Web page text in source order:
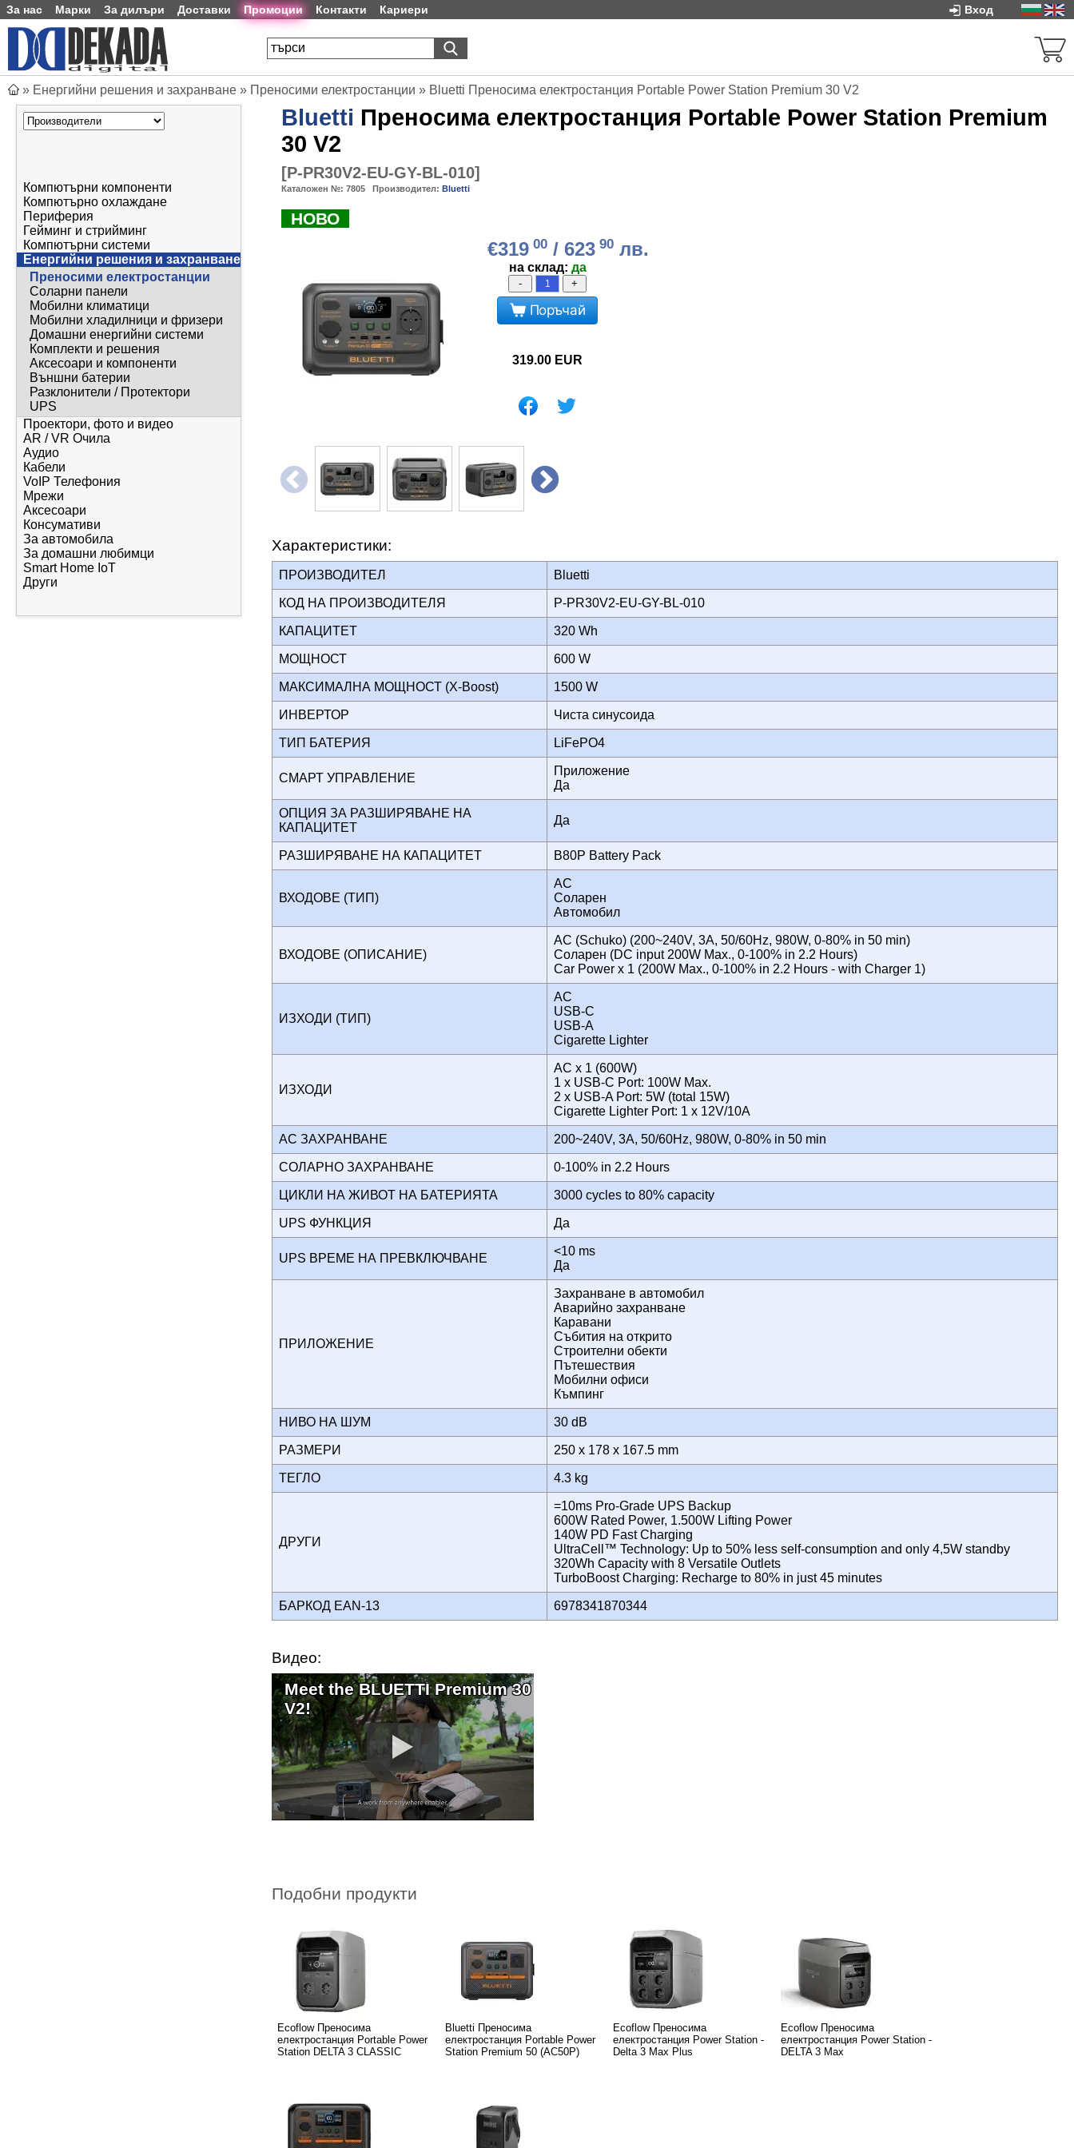
За нас Марки За дилъри Доставки Промоции Контакти Кариери Вход
» Енергийни решения и захранване » Преносими електростанции » Bluetti Преносима електростанция Portable Power Station Premium 30 V2
Компютърни компоненти
Компютърно охлаждане
Периферия
Гейминг и стрийминг
Компютърни системи
Енергийни решения и захранване
Преносими електростанции
Соларни панели
Мобилни климатици
Мобилни хладилници и фризери
Домашни енергийни системи
Комплекти и решения
Аксесоари и компоненти
Външни батерии
Разклонители / Протектори
UPS
Проектори, фото и видео
AR / VR Очила
Аудио
Кабели
VoIP Телефония
Мрежи
Аксесоари
Консумативи
За автомобила
За домашни любимци
Smart Home IoT
Други
Bluetti Преносима електростанция Portable Power Station Premium
30 V2
[P-PR30V2-EU-GY-BL-010]
Каталожен №: 7805 Производител: Bluetti
НОВО
€319 00 / 623 90 лв.
на склад: да
- +
Поръчай
319.00 EUR
Характеристики:
ПРОИЗВОДИТЕЛ Bluetti
КОД НА ПРОИЗВОДИТЕЛЯ P-PR30V2-EU-GY-BL-010
КАПАЦИТЕТ 320 Wh
МОЩНОСТ 600 W
МАКСИМАЛНА МОЩНОСТ (X-Boost) 1500 W
ИНВЕРТОР Чиста синусоида
ТИП БАТЕРИЯ LiFePO4
СМАРТ УПРАВЛЕНИЕ
Приложение
Да
ОПЦИЯ ЗА РАЗШИРЯВАНЕ НА
КАПАЦИТЕТ
Да
РАЗШИРЯВАНЕ НА КАПАЦИТЕТ B80P Battery Pack
ВХОДОВЕ (ТИП)
AC
Соларен
Автомобил
ВХОДОВЕ (ОПИСАНИЕ)
AC (Schuko) (200~240V, 3A, 50/60Hz, 980W, 0-80% in 50 min)
Соларен (DC input 200W Max., 0-100% in 2.2 Hours)
Car Power x 1 (200W Max., 0-100% in 2.2 Hours - with Charger 1)
ИЗХОДИ (ТИП)
AC
USB-C
USB-A
Cigarette Lighter
ИЗХОДИ
AC x 1 (600W)
1 x USB-C Port: 100W Max.
2 x USB-A Port: 5W (total 15W)
Cigarette Lighter Port: 1 x 12V/10A
AC ЗАХРАНВАНЕ 200~240V, 3A, 50/60Hz, 980W, 0-80% in 50 min
СОЛАРНО ЗАХРАНВАНЕ 0-100% in 2.2 Hours
ЦИКЛИ НА ЖИВОТ НА БАТЕРИЯТА 3000 cycles to 80% capacity
UPS ФУНКЦИЯ Да
UPS ВРЕМЕ НА ПРЕВКЛЮЧВАНЕ
<10 ms
Да
ПРИЛОЖЕНИЕ
Захранване в автомобил
Аварийно захранване
Каравани
Събития на открито
Строителни обекти
Пътешествия
Мобилни офиси
Къмпинг
НИВО НА ШУМ 30 dB
РАЗМЕРИ 250 x 178 x 167.5 mm
ТЕГЛО 4.3 kg
ДРУГИ
=10ms Pro-Grade UPS Backup
600W Rated Power, 1.500W Lifting Power
140W PD Fast Charging
UltraCell™ Technology: Up to 50% less self-consumption and only 4,5W standby
320Wh Capacity with 8 Versatile Outlets
TurboBoost Charging: Recharge to 80% in just 45 minutes
БАРКОД EAN-13 6978341870344
Видео:
Meet the BLUETTI Premium 30
V2!
Подобни продукти
Ecoflow Преносима
електростанция Portable Power
Station DELTA 3 CLASSIC
Bluetti Преносима
електростанция Portable Power
Station Premium 50 (AC50P)
Ecoflow Преносима
електростанция Power Station -
Delta 3 Max Plus
Ecoflow Преносима
електростанция Power Station -
DELTA 3 Max